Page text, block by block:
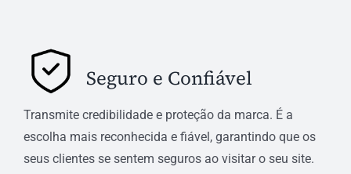
Seguro e Confiável
Transmite credibilidade e proteção da marca. É a
escolha mais reconhecida e fiável, garantindo que os
seus clientes se sentem seguros ao visitar o seu site.